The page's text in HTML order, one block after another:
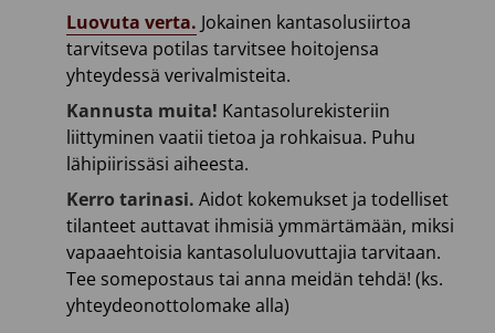
Luovuta verta. Jokainen kantasolusiirtoa
tarvitseva potilas tarvitsee hoitojensa
yhteydessä verivalmisteita.
Kannusta muita! Kantasolurekisteriin
liittyminen vaatii tietoa ja rohkaisua. Puhu
lähipiirissäsi aiheesta.
Kerro tarinasi. Aidot kokemukset ja todelliset
tilanteet auttavat ihmisiä ymmärtämään, miksi
vapaaehtoisia kantasoluluovuttajia tarvitaan.
Tee somepostaus tai anna meidän tehdä! (ks.
yhteydeonottolomake alla)